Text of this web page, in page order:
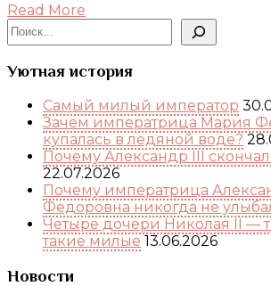
Read More
Поиск
Уютная история
Самый милый император
Зачем императрица Мария
купалась в ледяной воде?
Почему Александр III
22.07.2026
Почему императрица
Федоровна никогда не
Четыре дочери Николая II —
такие милые 13.06.2026
Новости